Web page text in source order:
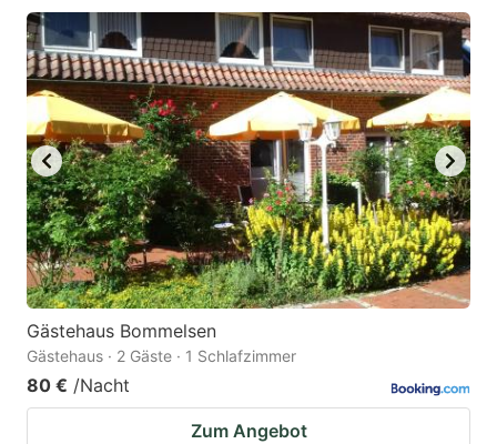
Gästehaus Bommelsen
Gästehaus · 2 Gäste · 1 Schlafzimmer
80 € /Nacht
Zum Angebot